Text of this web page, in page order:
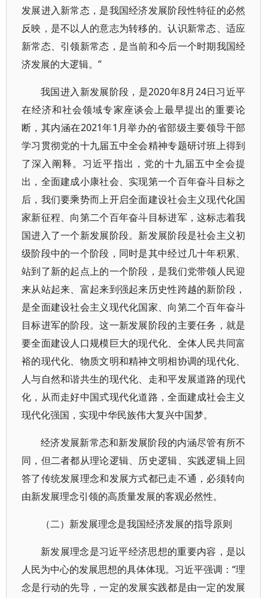
发展进入新常态，是我国经济发展阶段性特征的必然
反映，是不以人的意志为转移的。认识新常态、适应
新常态、引领新常态，是当前和今后一个时期我国经
济发展的大逻辑。”
我国进入新发展阶段，是2020年8月24日习近平
在经济和社会领域专家座谈会上最早提出的重要论
断，其内涵在2021年1月举办的省部级主要领导干部
学习贯彻党的十九届五中全会精神专题研讨班上得到
了深入阐释。习近平指出，党的十九届五中全会提
出，全面建成小康社会、实现第一个百年奋斗目标之
后，我们要乘势而上开启全面建设社会主义现代化国
家新征程、向第二个百年奋斗目标进军，这标志着我
国进入了一个新发展阶段。新发展阶段是社会主义初
级阶段中的一个阶段，同时是其中经过几十年积累、
站到了新的起点上的一个阶段，是我们党带领人民迎
来从站起来、富起来到强起来历史性跨越的新阶段，
是全面建设社会主义现代化国家、向第二个百年奋斗
目标进军的阶段。这一新发展阶段的主要任务，就是
要全面建设人口规模巨大的现代化、全体人民共同富
裕的现代化、物质文明和精神文明相协调的现代化、
人与自然和谐共生的现代化、走和平发展道路的现代
化，从而走好中国式现代化道路，全面建成社会主义
现代化强国，实现中华民族伟大复兴中国梦。
经济发展新常态和新发展阶段的内涵尽管有所不
同，但二者都从理论逻辑、历史逻辑、实践逻辑上回
答了传统发展理念和发展方式都已走不通，必须转向
由新发展理念引领的高质量发展的客观必然性。
（二）新发展理念是我国经济发展的指导原则
新发展理念是习近平经济思想的重要内容，是以
人民为中心的发展思想的具体体现。习近平强调：“理
念是行动的先导，一定的发展实践都是由一定的发展